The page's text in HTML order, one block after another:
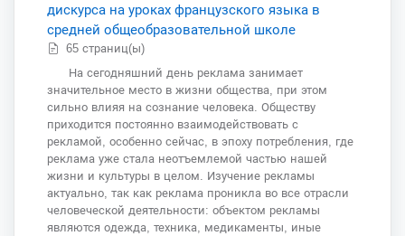
дискурса на уроках французского языка в
средней общеобразовательной школе
65 страниц(ы)
На сегодняшний день реклама занимает
значительное место в жизни общества, при этом
сильно влияя на сознание человека. Обществу
приходится постоянно взаимодействовать с
рекламой, особенно сейчас, в эпоху потребления, где
реклама уже стала неотъемлемой частью нашей
жизни и культуры в целом. Изучение рекламы
актуально, так как реклама проникла во все отрасли
человеческой деятельности: объектом рекламы
являются одежда, техника, медикаменты, иные